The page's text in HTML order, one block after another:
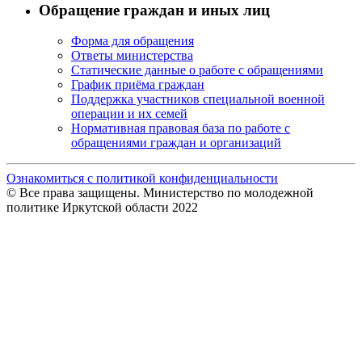
Обращение граждан и иных лиц
Форма для обращения
Ответы министерства
Статические данные о работе с обращениями
График приёма граждан
Поддержка участников специальной военной
операции и их семей
Нормативная правовая база по работе с
обращениями граждан и организаций
Ознакомиться с политикой конфиденциальности
© Все права защищены. Министерство по молодежной
политике Иркутской области 2022